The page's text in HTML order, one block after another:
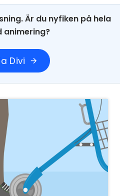
Är du nyfiken på hela
animering?
Divi arrow_forward